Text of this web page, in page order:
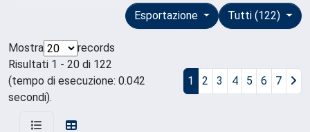
Tutti (122)
Esportazione
Mostra
records
Risultati 1 - 20 di 122
(tempo di esecuzione: 0.042
secondi).
1 2 3 4 5 6 7